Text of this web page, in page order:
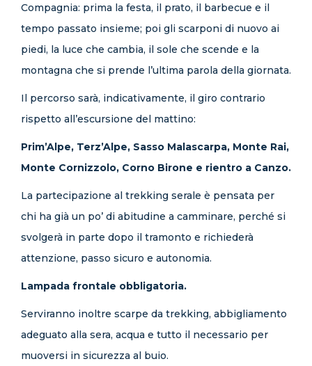
Compagnia: prima la festa, il prato, il barbecue e il
tempo passato insieme; poi gli scarponi di nuovo ai
piedi, la luce che cambia, il sole che scende e la
montagna che si prende l’ultima parola della giornata.
Il percorso sarà, indicativamente, il giro contrario
rispetto all’escursione del mattino:
Prim’Alpe, Terz’Alpe, Sasso Malascarpa, Monte Rai,
Monte Cornizzolo, Corno Birone e rientro a Canzo.
La partecipazione al trekking serale è pensata per
chi ha già un po’ di abitudine a camminare, perché si
svolgerà in parte dopo il tramonto e richiederà
attenzione, passo sicuro e autonomia.
Lampada frontale obbligatoria.
Serviranno inoltre scarpe da trekking, abbigliamento
adeguato alla sera, acqua e tutto il necessario per
muoversi in sicurezza al buio.